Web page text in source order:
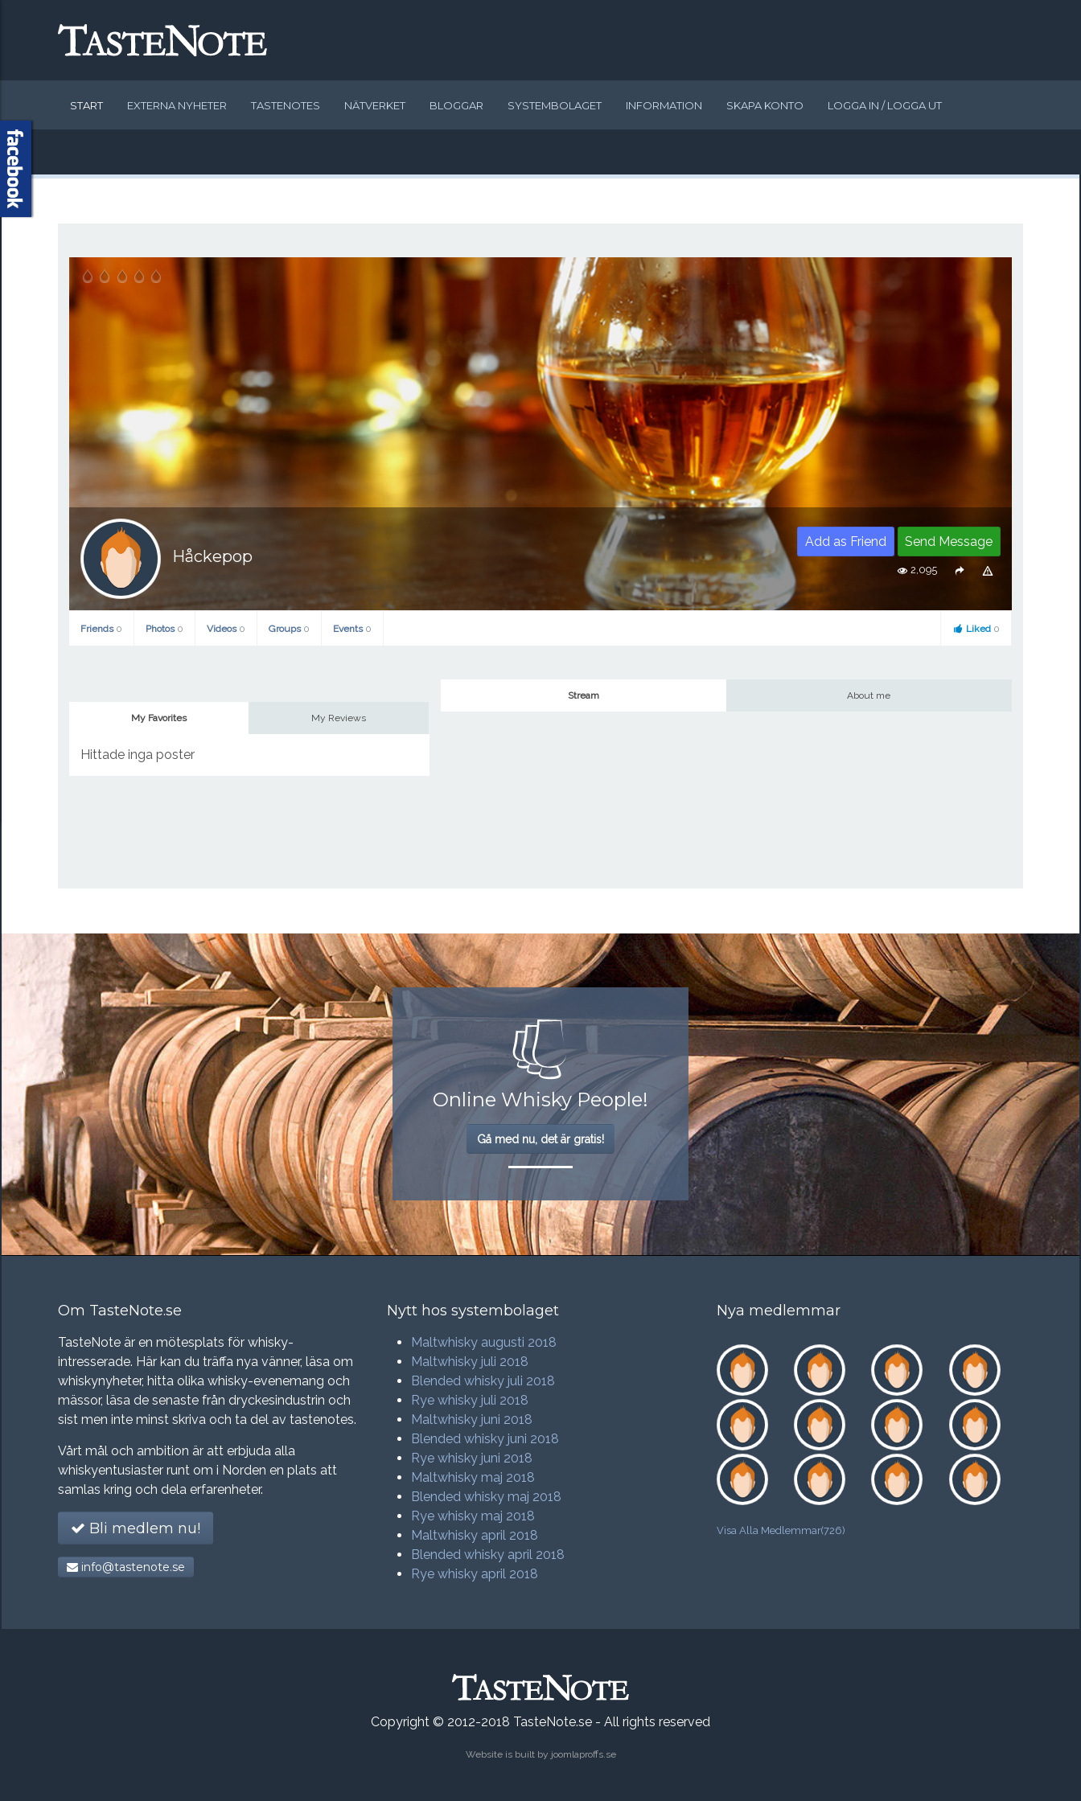
START EXTERNA NYHETER TASTENOTES NÄTVERKET BLOGGAR SYSTEMBOLAGET INFORMATION SKAPA KONTO LOGGA IN / LOGGA UT
Håckepop
Add as Friend Send Message
2,095
Friends 0 Photos 0 Videos 0 Groups 0 Events 0 Liked 0
My Favorites My Reviews
Hittade inga poster
Stream About me
Online Whisky People!
Gå med nu, det är gratis!
Om TasteNote.se
TasteNote är en mötesplats för whisky-
intresserade. Här kan du träffa nya vänner, läsa om
whiskynyheter, hitta olika whisky-evenemang och
mässor, läsa de senaste från dryckesindustrin och
sist men inte minst skriva och ta del av tastenotes.
Vårt mål och ambition är att erbjuda alla
whiskyentusiaster runt om i Norden en plats att
samlas kring och dela erfarenheter.
Bli medlem nu!
info@tastenote.se
Nytt hos systembolaget
Maltwhisky augusti 2018
Maltwhisky juli 2018
Blended whisky juli 2018
Rye whisky juli 2018
Maltwhisky juni 2018
Blended whisky juni 2018
Rye whisky juni 2018
Maltwhisky maj 2018
Blended whisky maj 2018
Rye whisky maj 2018
Maltwhisky april 2018
Blended whisky april 2018
Rye whisky april 2018
Nya medlemmar
Visa Alla Medlemmar(726)
Copyright © 2012-2018 TasteNote.se - All rights reserved
Website is built by joomlaproffs.se